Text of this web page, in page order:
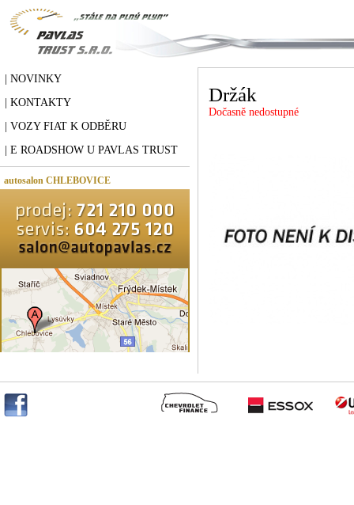
| NOVINKY
| KONTAKTY
| VOZY FIAT K ODBĚRU
| E ROADSHOW U PAVLAS TRUST
autosalon CHLEBOVICE
Držák
Dočasně nedostupné